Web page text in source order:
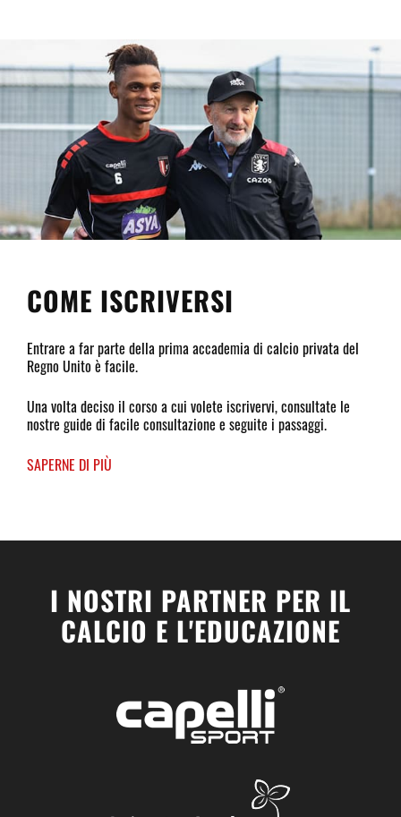
COME ISCRIVERSI
Entrare a far parte della prima accademia di calcio privata del
Regno Unito è facile.
Una volta deciso il corso a cui volete iscrivervi, consultate le
nostre guide di facile consultazione e seguite i passaggi.
SAPERNE DI PIÙ
I NOSTRI PARTNER PER IL
CALCIO E L'EDUCAZIONE